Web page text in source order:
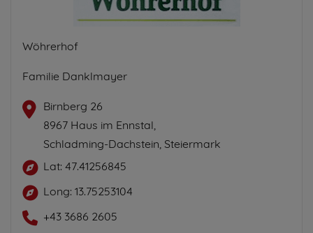
Wöhrerhof
Familie Danklmayer
Birnberg 26
8967 Haus im Ennstal,
Schladming-Dachstein, Steiermark
Lat: 47.41256845
Long: 13.75253104
+43 3686 2605